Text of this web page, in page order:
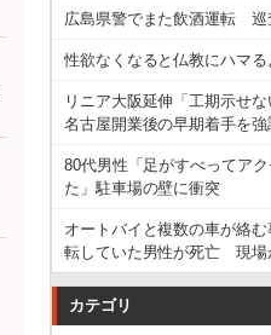
広島県警でまた飲酒運転 巡
性欲なくなると仏教にハマる
リニア大阪延伸「工期示せ
名古屋開業後の早期着手を強
80代男性「足がすべってア
た」駐車場の壁に衝突
オートバイと複数の車が絡
転していた男性が死亡 現場
カテゴリ